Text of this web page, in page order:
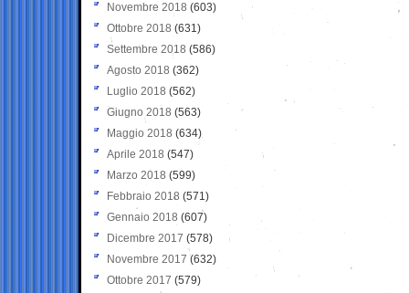
Novembre 2018 (603)
Ottobre 2018 (631)
Settembre 2018 (586)
Agosto 2018 (362)
Luglio 2018 (562)
Giugno 2018 (563)
Maggio 2018 (634)
Aprile 2018 (547)
Marzo 2018 (599)
Febbraio 2018 (571)
Gennaio 2018 (607)
Dicembre 2017 (578)
Novembre 2017 (632)
Ottobre 2017 (579)